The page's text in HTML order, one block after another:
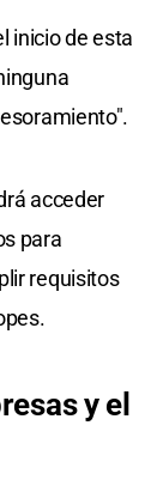
inicio de esta
acceder
para
requisitos
y el